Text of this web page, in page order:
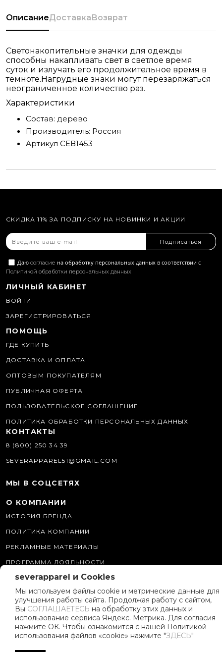
ОписаниеДоставкаВозврат
Светонакопительные значки для одежды
способны накапливать свет в светлое время
суток и излучать его продолжительное время в
темноте.Нагрудные знаки могут перезаряжаться
неограниченное количество раз.
Характеристики
Состав: дерево
Производитель: Россия
Артикул СЕВ1453
СКИДКА 11% ЗА ПОДПИСКУ НА НОВИНКИ И АКЦИИ
Подписаться
Даю согласие на обработку персональных данных в соответствии с
Политикой обработки персональных данных
ЛИЧНЫЙ КАБИНЕТ
ВОЙТИ
ЗАРЕГИСТРИРОВАТЬСЯ
ПОМОЩЬ
ГДЕ КУПИТЬ
ДОСТАВКА И ОПЛАТА
ОПТОВЫМ ПОКУПАТЕЛЯМ
ПУБЛИЧНАЯ ОФЕРТА
ПОЛЬЗОВАТЕЛЬСКОЕ СОГЛАШЕНИЕ
ПОЛИТИКА ОБРАБОТКИ ПЕРСОНАЛЬНЫХ ДАННЫХ
КОНТАКТЫ
8 (800) 250 34 39
SEVERAPPAREL51@GMAIL.COM
МЫ В СОЦСЕТЯХ
О КОМПАНИИ
ИСТОРИЯ БРЕНДА
ПОЛИТИКА КОМПАНИИ
РЕКЛАМНЫЕ МАТЕРИАЛЫ
ПРОГРАММА ЛОЯЛЬНОСТИ
severapparel и Cookies
Мы используем файлы cookie и метрические данные для
улучшения работы сайта. Продолжая работу с сайтом,
Вы СОГЛАШАЕТЕСЬ на обработку этих данных и
использование сервиса Яндекс. Метрика. Для согласия
нажмите ОК. Чтобы ознакомится с нашей Политикой
использования файлов «cookie» нажмите "ЗДЕСЬ"